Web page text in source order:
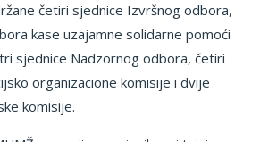
četiri sjednice Izvršnog odbora,
kase uzajamne solidarne pomoći
sjednice Nadzornog odbora, četiri
organizacione komisije i dvije
komisije.